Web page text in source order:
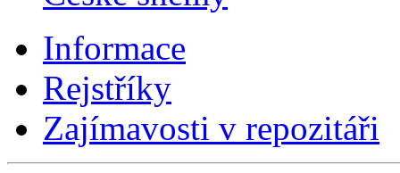
Informace
Rejstříky
Zajímavosti v repozitáři